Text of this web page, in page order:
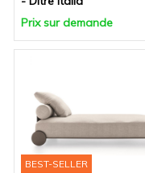
Prix sur demande
BEST-SELLER